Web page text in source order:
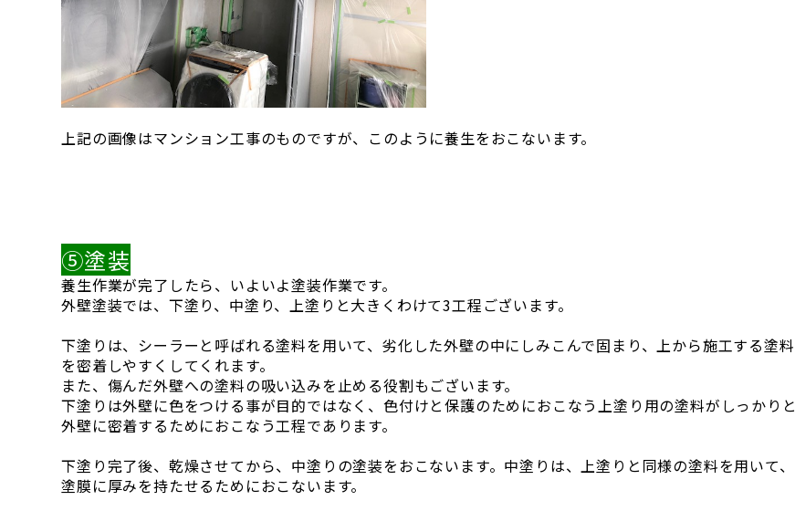
上記の画像はマンション工事のものですが、このように養生をおこないます。
⑤塗装
養生作業が完了したら、いよいよ塗装作業です。
外壁塗装では、下塗り、中塗り、上塗りと大きくわけて3工程ございます。
下塗りは、シーラーと呼ばれる塗料を用いて、劣化した外壁の中にしみこんで固まり、上から施工する塗料
を密着しやすくしてくれます。
また、傷んだ外壁への塗料の吸い込みを止める役割もございます。
下塗りは外壁に色をつける事が目的ではなく、色付けと保護のためにおこなう上塗り用の塗料がしっかりと
外壁に密着するためにおこなう工程であります。
下塗り完了後、乾燥させてから、中塗りの塗装をおこないます。中塗りは、上塗りと同様の塗料を用いて、
塗膜に厚みを持たせるためにおこないます。